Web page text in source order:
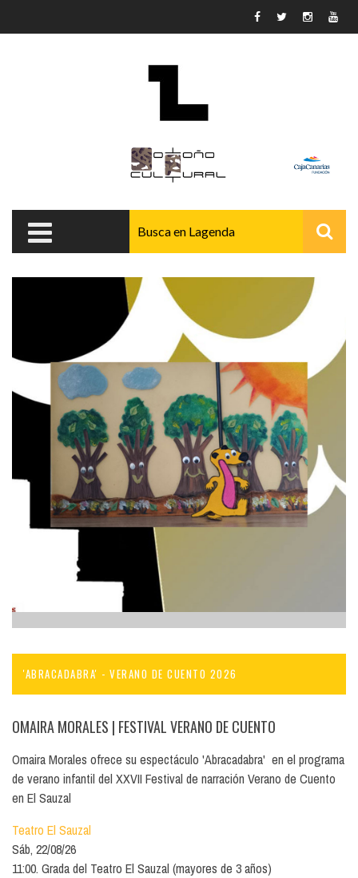
'ABRACADABRA' - VERANO DE CUENTO 2026
OMAIRA MORALES | FESTIVAL VERANO DE CUENTO
Omaira Morales ofrece su espectáculo 'Abracadabra' en el programa
de verano infantil del XXVII Festival de narración Verano de Cuento
en El Sauzal
Teatro El Sauzal
Sáb, 22/08/26
11:00. Grada del Teatro El Sauzal (mayores de 3 años)